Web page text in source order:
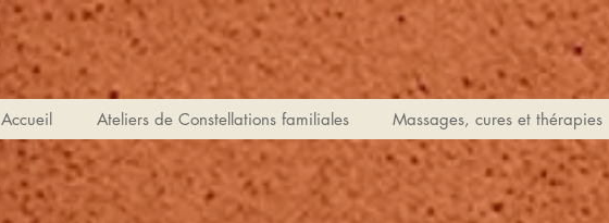
Accueil Ateliers de Constellations familiales Massages, cures et thérapies